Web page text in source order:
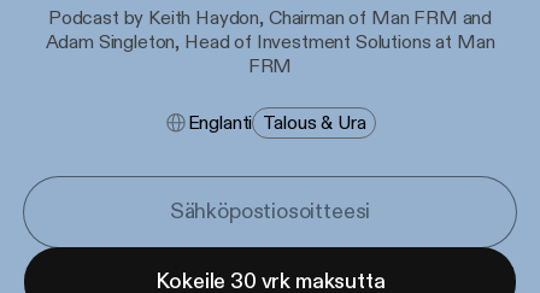
Podcast by Keith Haydon, Chairman of Man FRM and
Adam Singleton, Head of Investment Solutions at Man
FRM
Englanti Talous & Ura
Kokeile 30 vrk maksutta